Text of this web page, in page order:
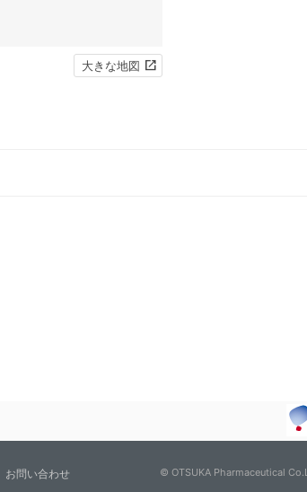
大きな地図
お問い合わせ © OTSUKA Pharmaceutical